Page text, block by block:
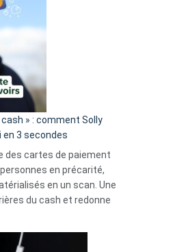
cash » : comment Solly
en 3 secondes
des cartes de paiement
en précarité,
en un scan. Une
du cash et redonne